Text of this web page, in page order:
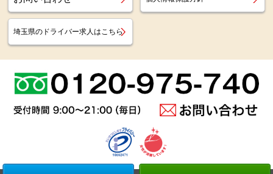
埼玉県のドライバー求人はこちら